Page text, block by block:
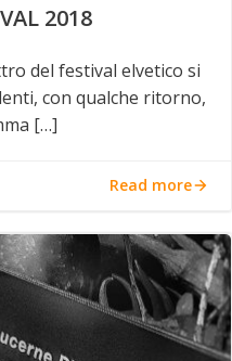
2018
del festival elvetico si
con qualche ritorno,
[…]
Read more